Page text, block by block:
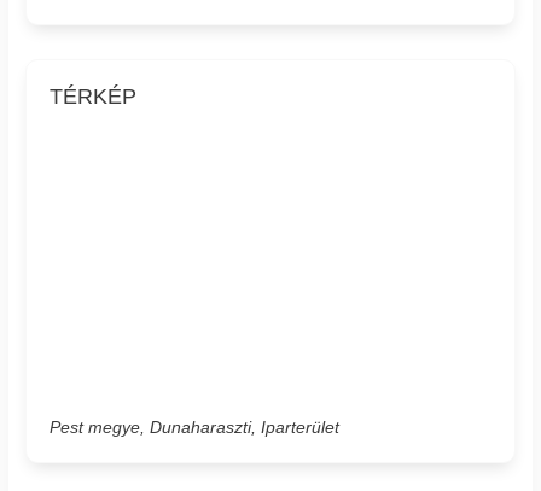
TÉRKÉP
Pest megye, Dunaharaszti, Iparterület